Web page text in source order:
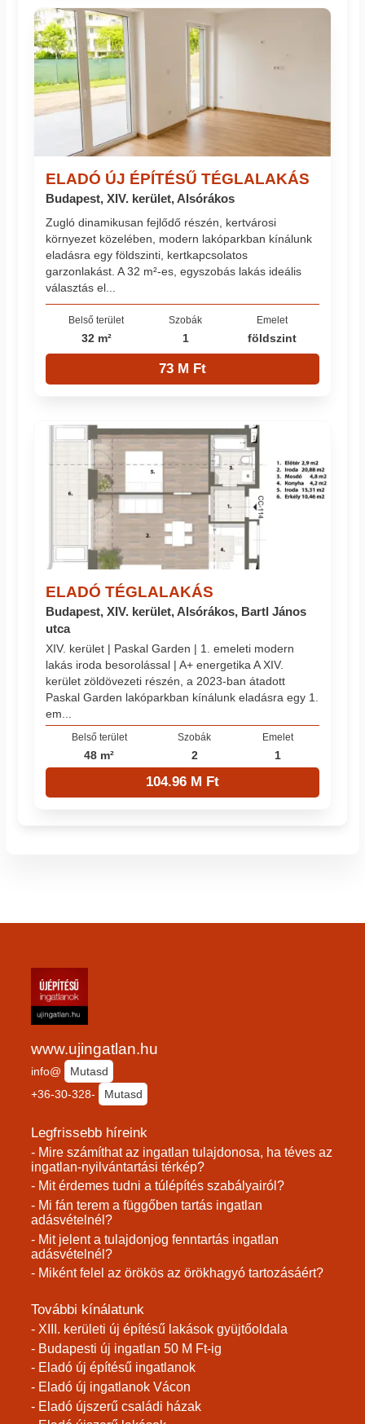
ELADÓ ÚJ ÉPÍTÉSŰ TÉGLALAKÁS
Budapest, XIV. kerület, Alsórákos
Zugló dinamikusan fejlődő részén, kertvárosi
környezet közelében, modern lakóparkban kínálunk
eladásra egy földszinti, kertkapcsolatos
garzonlakást. A 32 m²-es, egyszobás lakás ideális
választás el...
Belső terület
32 m²
Szobák
1
Emelet
földszint
73 M Ft
ELADÓ TÉGLALAKÁS
Budapest, XIV. kerület, Alsórákos, Bartl János
utca
XIV. kerület | Paskal Garden | 1. emeleti modern
lakás iroda besorolással | A+ energetika A XIV.
kerület zöldövezeti részén, a 2023-ban átadott
Paskal Garden lakóparkban kínálunk eladásra egy 1.
em...
Belső terület
48 m²
Szobák
2
Emelet
1
104.96 M Ft
www.ujingatlan.hu
info@
Mutasd
+36-30-328-
Mutasd
Legfrissebb híreink
- Mire számíthat az ingatlan tulajdonosa, ha téves az
ingatlan-nyilvántartási térkép?
- Mit érdemes tudni a túlépítés szabályairól?
- Mi fán terem a függőben tartás ingatlan
adásvételnél?
- Mit jelent a tulajdonjog fenntartás ingatlan
adásvételnél?
- Miként felel az örökös az örökhagyó tartozásáért?
További kínálatunk
- XIII. kerületi új építésű lakások gyüjtőoldala
- Budapesti új ingatlan 50 M Ft-ig
- Eladó új építésű ingatlanok
- Eladó új ingatlanok Vácon
- Eladó újszerű családi házak